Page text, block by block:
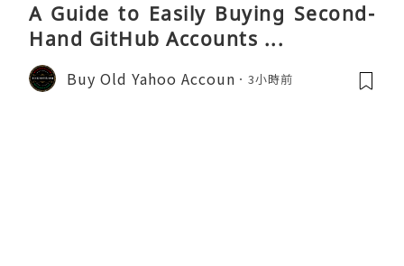
A Guide to Easily Buying Second-
Hand GitHub Accounts ...
Buy Old Yahoo Accoun 3小時前